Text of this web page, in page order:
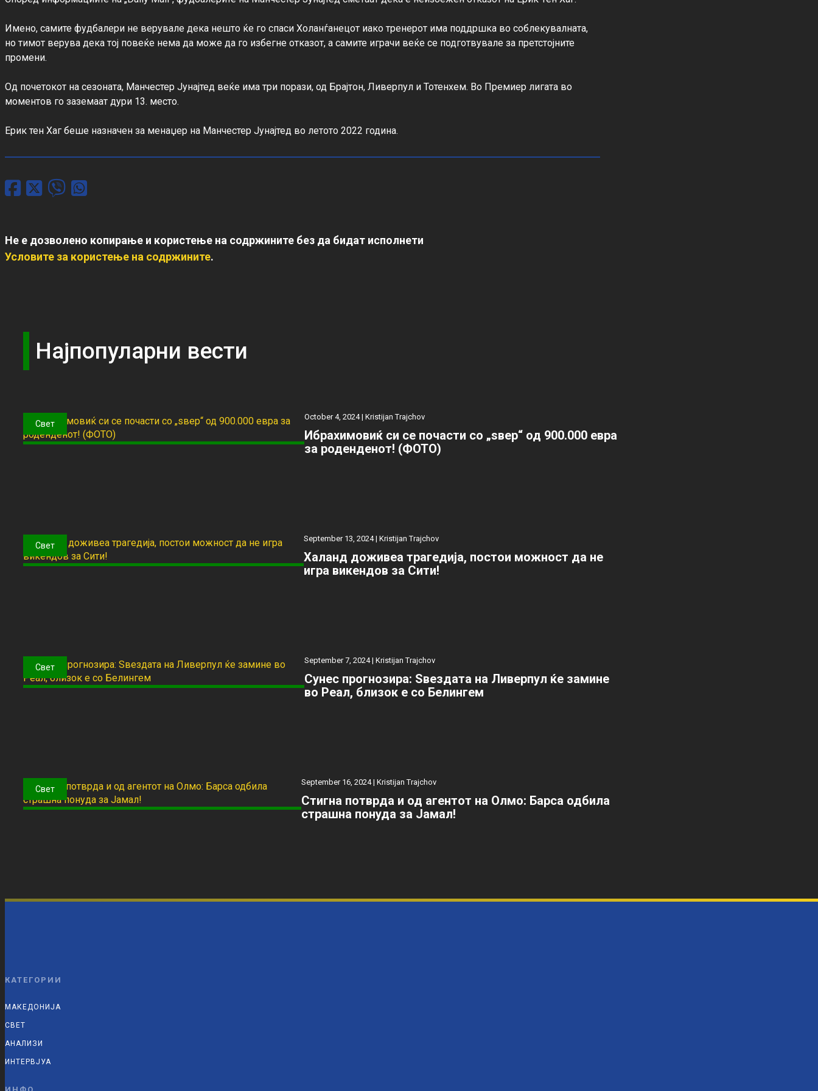
Имено, самите фудбалери не верувале дека нешто ќе го спаси Холанѓанецот иако тренерот има поддршка во соблекувалната,
но тимот верува дека тој повеќе нема да може да го избегне отказот, а самите играчи веќе се подготвувале за претстојните
промени.
Од почетокот на сезоната, Манчестер Јунајтед веќе има три порази, од Брајтон, Ливерпул и Тотенхем. Во Премиер лигата во
моментов го заземаат дури 13. место.
Ерик тен Хаг беше назначен за менаџер на Манчестер Јунајтед во летото 2022 година.
Не е дозволено копирање и користење на содржините без да бидат исполнети
Условите за користење на содржините.
Најпопуларни вести
Свет
October 4, 2024 |Kristijan Trajchov
Ибрахимовиќ си се почасти со „ѕвер“ од 900.000 евра
за роденденот! (ФОТО)
Свет
September 13, 2024 | Kristijan Trajchov
Халанд доживеа трагедија, постои можност да не
игра викендов за Сити!
Свет
September 7, 2024 | Kristijan Trajchov
Сунес прогнозира: Ѕвездата на Ливерпул ќе замине
во Реал, близок е со Белингем
Свет
September 16, 2024 |Kristijan Trajchov
Стигна потврда и од агентот на Олмо: Барса одбила
страшна понуда за Јамал!
КАТЕГОРИИ
МАКЕДОНИЈА
СВЕТ
АНАЛИЗИ
ИНТЕРВЈУА